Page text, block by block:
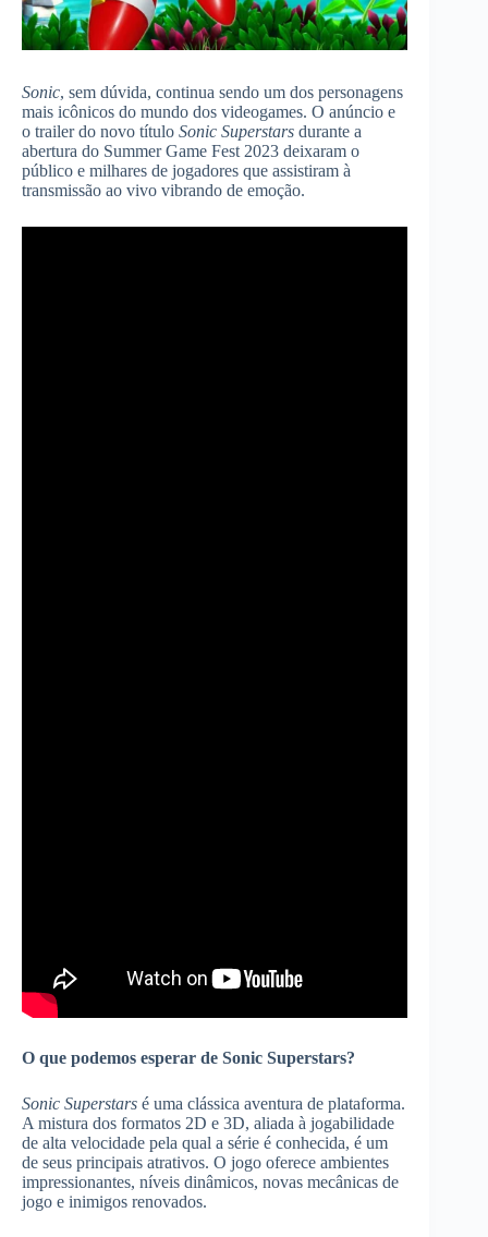
Sonic, sem dúvida, continua sendo um dos personagens
mais icônicos do mundo dos videogames. O anúncio e
o trailer do novo título Sonic Superstars durante a
abertura do Summer Game Fest 2023 deixaram o
público e milhares de jogadores que assistiram à
transmissão ao vivo vibrando de emoção.
O que podemos esperar de Sonic Superstars?
Sonic Superstars é uma clássica aventura de plataforma.
A mistura dos formatos 2D e 3D, aliada à jogabilidade
de alta velocidade pela qual a série é conhecida, é um
de seus principais atrativos. O jogo oferece ambientes
impressionantes, níveis dinâmicos, novas mecânicas de
jogo e inimigos renovados.